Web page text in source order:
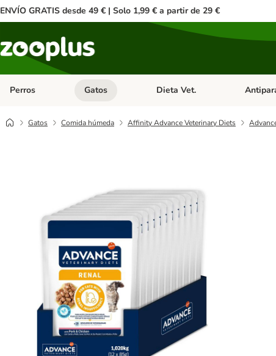
ENVÍO GRATIS desde 49 € | Solo 1,99 € a partir de 29 €
Perros Menú de categoria abierto: Perros
Gatos Menú de categoria abierto: Gatos
Dieta Vet. Menú de
Gatos Comida húmeda Affinity Advance Veterinary Diets